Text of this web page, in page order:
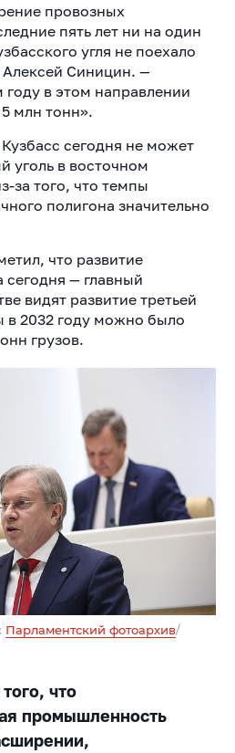
провозных
пять лет ни на один
угля не поехало
Алексей Синицин. —
в этом направлении
млн тонн».
сегодня не может
уголь в восточном
за того, что темпы
полигона значительно
что развитие
сегодня — главный
видят развитие третьей
2032 году можно было
грузов.
Парламентский фотоархив/
что
промышленность